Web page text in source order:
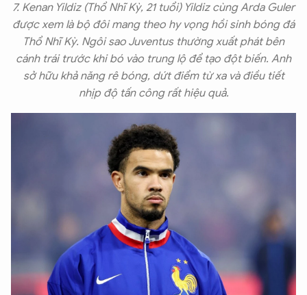
7. Kenan Yildiz (Thổ Nhĩ Kỳ, 21 tuổi) Yildiz cùng Arda Guler
được xem là bộ đôi mang theo hy vọng hồi sinh bóng đá
Thổ Nhĩ Kỳ. Ngôi sao Juventus thường xuất phát bên
cánh trái trước khi bó vào trung lộ để tạo đột biến. Anh
sở hữu khả năng rê bóng, dứt điểm từ xa và điều tiết
nhịp độ tấn công rất hiệu quả.